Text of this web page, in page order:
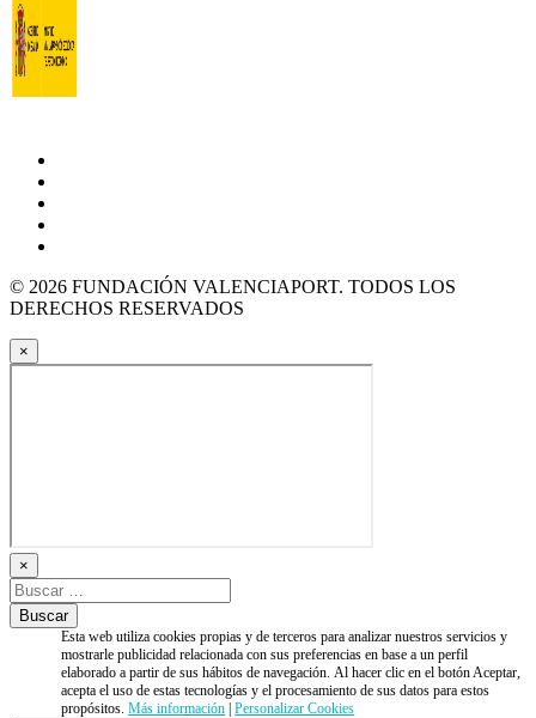
© 2026 FUNDACIÓN VALENCIAPORT. TODOS LOS
DERECHOS RESERVADOS
×
×
Esta web utiliza cookies propias y de terceros para analizar nuestros servicios y
mostrarle publicidad relacionada con sus preferencias en base a un perfil
elaborado a partir de sus hábitos de navegación. Al hacer clic en el botón Aceptar,
acepta el uso de estas tecnologías y el procesamiento de sus datos para estos
propósitos.Más información |Personalizar Cookies